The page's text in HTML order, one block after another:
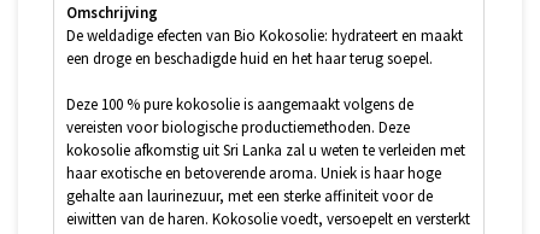
Omschrijving
De weldadige efecten van Bio Kokosolie: hydrateert en maakt
een droge en beschadigde huid en het haar terug soepel.
Deze 100 % pure kokosolie is aangemaakt volgens de
vereisten voor biologische productiemethoden. Deze
kokosolie afkomstig uit Sri Lanka zal u weten te verleiden met
haar exotische en betoverende aroma. Uniek is haar hoge
gehalte aan laurinezuur, met een sterke affiniteit voor de
eiwitten van de haren. Kokosolie voedt, versoepelt en versterkt